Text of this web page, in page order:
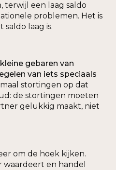
terwijl een laag saldo
problemen. Het is
saldo laag is.
gebaren van
van iets speciaals
stortingen op dat
de stortingen moeten
gelukkig maakt, niet
om de hoek kijken.
en handel